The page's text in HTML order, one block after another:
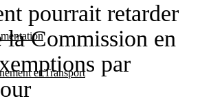
et Transport
pourrait retarder
la Commission en
par